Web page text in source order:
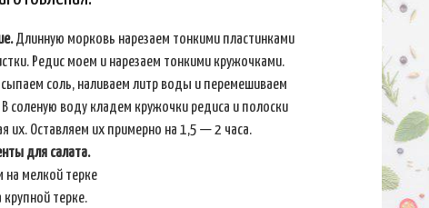
Длинную морковь нарезаем тонкими пластинками
Редис моем и нарезаем тонкими кружочками.
соль, наливаем литр воды и перемешиваем
соленую воду кладем кружочки редиса и полоски
их. Оставляем их примерно на 1,5 — 2 часа.
для салата.
мелкой терке
терке.